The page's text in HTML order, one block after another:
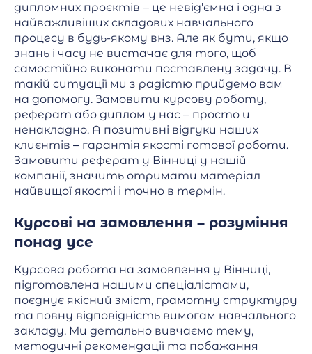
дипломних проєктів – це невід'ємна і одна з
найважливіших складових навчального
процесу в будь-якому внз. Але як бути, якщо
знань і часу не вистачає для того, щоб
самостійно виконати поставлену задачу. В
такій ситуації ми з радістю прийдемо вам
на допомогу. Замовити курсову роботу,
реферат або диплом у нас – просто и
ненакладно. А позитивні відгуки наших
клиєнтів – гарантія якості готової роботи.
Замовити реферат у Вінниці у нашій
компанії, значить отримати матеріал
найвищої якості і точно в термін.
Курсові на замовлення – розуміння
понад усе
Курсова робота на замовлення у Вінниці,
підготовлена нашими спеціалістами,
поєднує якісний зміст, грамотну структуру
та повну відповідність вимогам навчального
закладу. Ми детально вивчаємо тему,
методичні рекомендації та побажання